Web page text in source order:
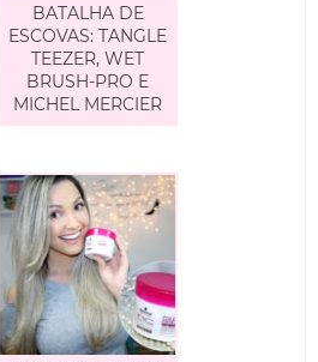
BATALHA DE
ESCOVAS: TANGLE
TEEZER, WET
BRUSH-PRO E
MICHEL MERCIER